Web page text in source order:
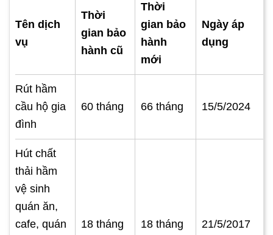
Tên dịch
vụ
Thời
gian bảo
hành cũ
Thời
gian bảo
hành
mới
Ngày áp
dụng
Rút hầm
cầu hộ gia
đình
60 tháng 66 tháng 15/5/2024
Hút chất
thải hầm
vệ sinh
quán ăn,
cafe, quán
18 tháng 18 tháng 21/5/2017